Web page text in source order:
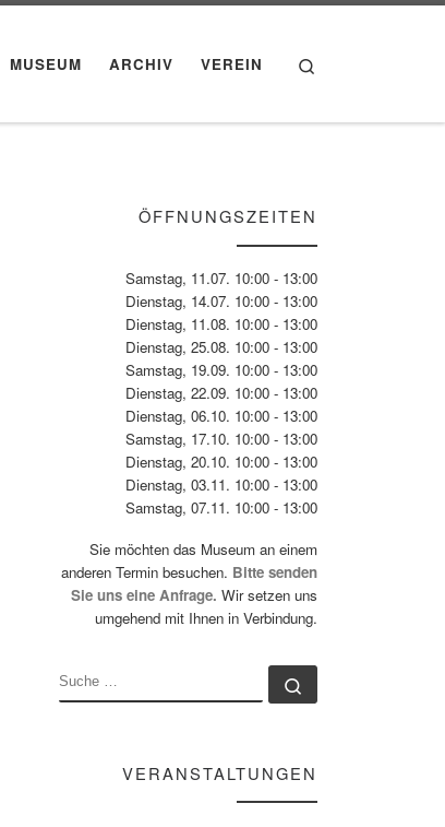
MUSEUM ARCHIV VEREIN
ÖFFNUNGSZEITEN
Samstag, 11.07. 10:00 - 13:00
Dienstag, 14.07. 10:00 - 13:00
Dienstag, 11.08. 10:00 - 13:00
Dienstag, 25.08. 10:00 - 13:00
Samstag, 19.09. 10:00 - 13:00
Dienstag, 22.09. 10:00 - 13:00
Dienstag, 06.10. 10:00 - 13:00
Samstag, 17.10. 10:00 - 13:00
Dienstag, 20.10. 10:00 - 13:00
Dienstag, 03.11. 10:00 - 13:00
Samstag, 07.11. 10:00 - 13:00
Sie möchten das Museum an einem
anderen Termin besuchen. Bitte senden
Sie uns eine Anfrage. Wir setzen uns
umgehend mit Ihnen in Verbindung.
SUCHE
VERANSTALTUNGEN